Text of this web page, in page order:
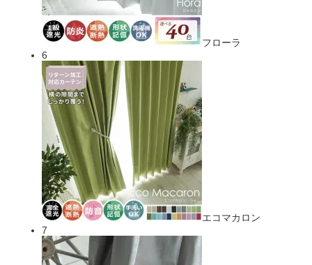
フローラ
6
エコマカロン
7